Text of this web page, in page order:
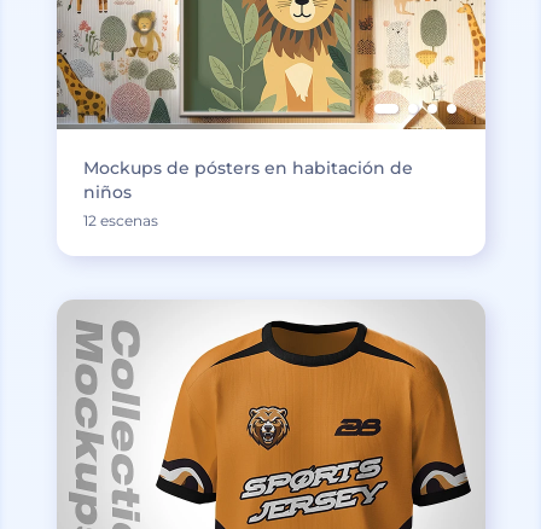
Mockups de pósters en habitación de
niños
12 escenas